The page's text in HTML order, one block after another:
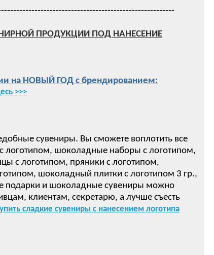
ПРОДУКЦИИ ПОД НАНЕСЕНИЕ
на НОВЫЙ ГОД с брендированием:
>>>
сувениры. Вы сможете воплотить все
логотипом, шоколадные наборы с логотипом,
с логотипом, пряники с логотипом,
шоколадный плитки с логотипом 3 гр.,
подарки и шоколадные сувениры можно
клиентам, секретарю, а лучше съесть
сладкие сувениры с нанесением логотипа